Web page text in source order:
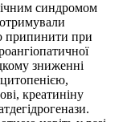
синдромом
припинити при
зниженні
креатиніну